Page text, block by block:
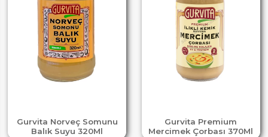
Gurvita Norveç Somunu
Balık Suyu 320Ml
Gurvita Premium
Mercimek Çorbası 370Ml